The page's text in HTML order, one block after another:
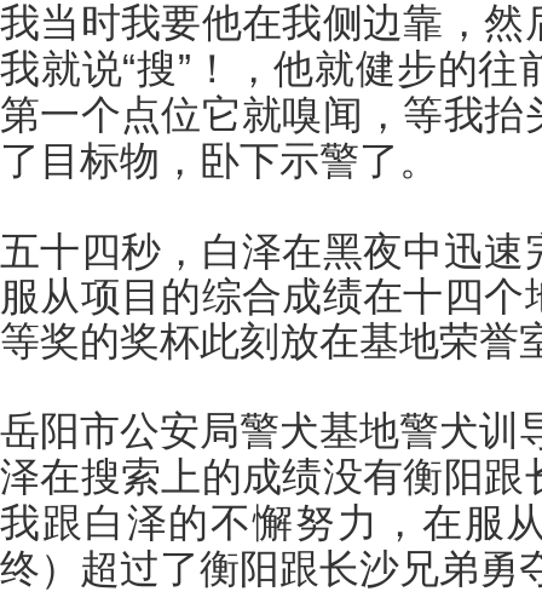
我当时我要他在我侧边靠，
我就说“搜”！，他就健步的
第一个点位它就嗅闻，等我
了目标物，卧下示警了。
五十四秒，白泽在黑夜中迅
服从项目的综合成绩在十四
等奖的奖杯此刻放在基地荣誉
岳阳市公安局警犬基地警犬训
泽在搜索上的成绩没有衡阳
我跟白泽的不懈努力，在服
终）超过了衡阳跟长沙兄弟勇